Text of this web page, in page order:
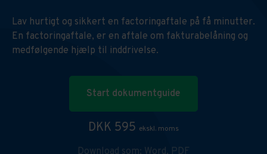
Lav hurtigt og sikkert en factoringaftale på få minutter.
En factoringaftale, er en aftale om fakturabelåning og
medfølgende hjælp til inddrivelse.
Start dokumentguide
DKK 595 ekskl. moms